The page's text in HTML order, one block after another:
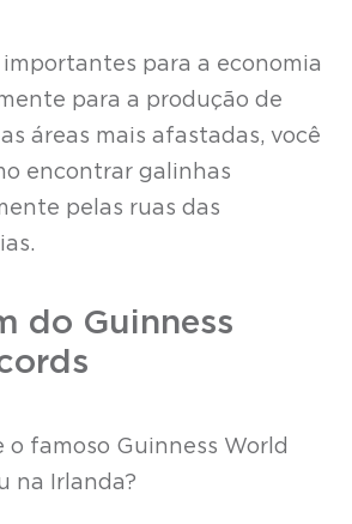
importantes para a economia
para a produção de
áreas mais afastadas, você
encontrar galinhas
pelas ruas das
do Guinness
o famoso Guinness World
na Irlanda?